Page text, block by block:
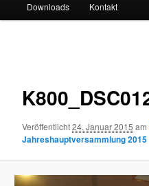
wechseln
Inhalt
Downloads Kontakt
Veröffentlicht24. Januar 2015 am
Jahreshauptversammlung 2015